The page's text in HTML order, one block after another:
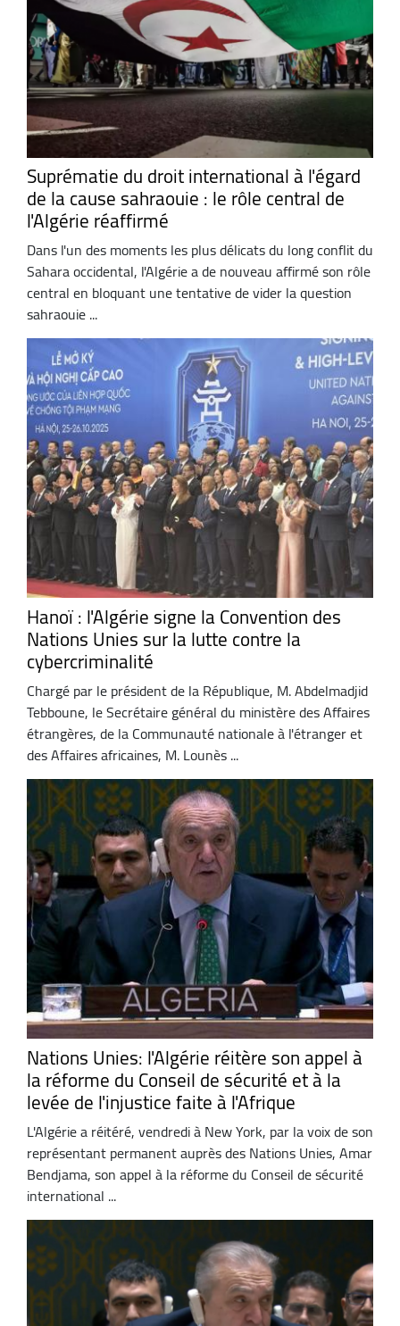
Suprématie du droit international à l'égard
de la cause sahraouie : le rôle central de
l'Algérie réaffirmé
Dans l'un des moments les plus délicats du long conflit du
Sahara occidental, l'Algérie a de nouveau affirmé son rôle
central en bloquant une tentative de vider la question
sahraouie ...
Hanoï : l'Algérie signe la Convention des
Nations Unies sur la lutte contre la
cybercriminalité
Chargé par le président de la République, M. Abdelmadjid
Tebboune, le Secrétaire général du ministère des Affaires
étrangères, de la Communauté nationale à l'étranger et
des Affaires africaines, M. Lounès ...
Nations Unies: l'Algérie réitère son appel à
la réforme du Conseil de sécurité et à la
levée de l'injustice faite à l'Afrique
L'Algérie a réitéré, vendredi à New York, par la voix de son
représentant permanent auprès des Nations Unies, Amar
Bendjama, son appel à la réforme du Conseil de sécurité
international ...